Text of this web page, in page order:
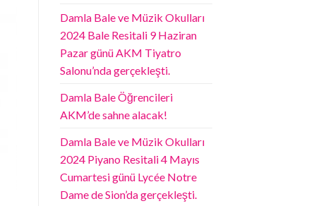
Damla Bale ve Müzik Okulları
2024 Bale Resitali 9 Haziran
Pazar günü AKM Tiyatro
Salonu’nda gerçekleşti.
Damla Bale Öğrencileri
AKM’de sahne alacak!
Damla Bale ve Müzik Okulları
2024 Piyano Resitali 4 Mayıs
Cumartesi günü Lycée Notre
Dame de Sion’da gerçekleşti.